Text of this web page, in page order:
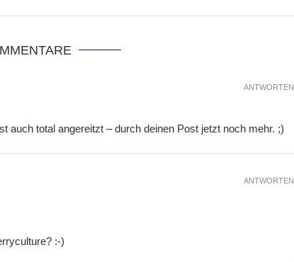
auch total angereitzt – durch deinen Post jetzt noch mehr. ;)
ANTWORTEN
:-)
ANTWORTEN